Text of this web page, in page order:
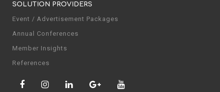
SOLUTION PROVIDERS
Event / Advertisement Packages
Annual Conferences
Member Insights
References